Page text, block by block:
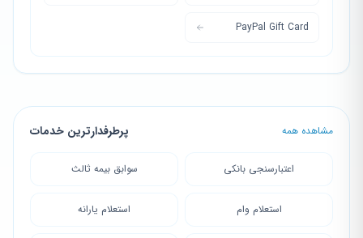
PayPal Gift Card
مشاهده همه پرطرفدارترین خدمات
اعتبارسنجی بانکی سوابق بیمه ثالث
استعلام وام استعلام یارانه